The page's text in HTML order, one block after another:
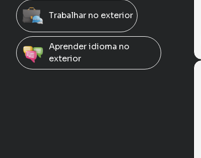
Trabalhar no exterior
Aprender idioma no
exterior